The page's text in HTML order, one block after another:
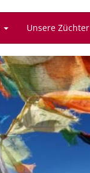
Unsere Züchter